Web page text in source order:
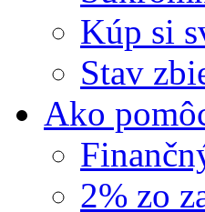
Kúp si
Stav
Ako
2% zo